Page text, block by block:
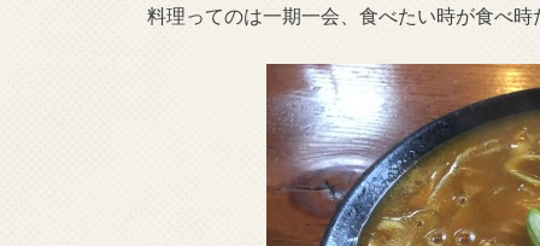
料理ってのは一期一会、食べたい時が食べ時